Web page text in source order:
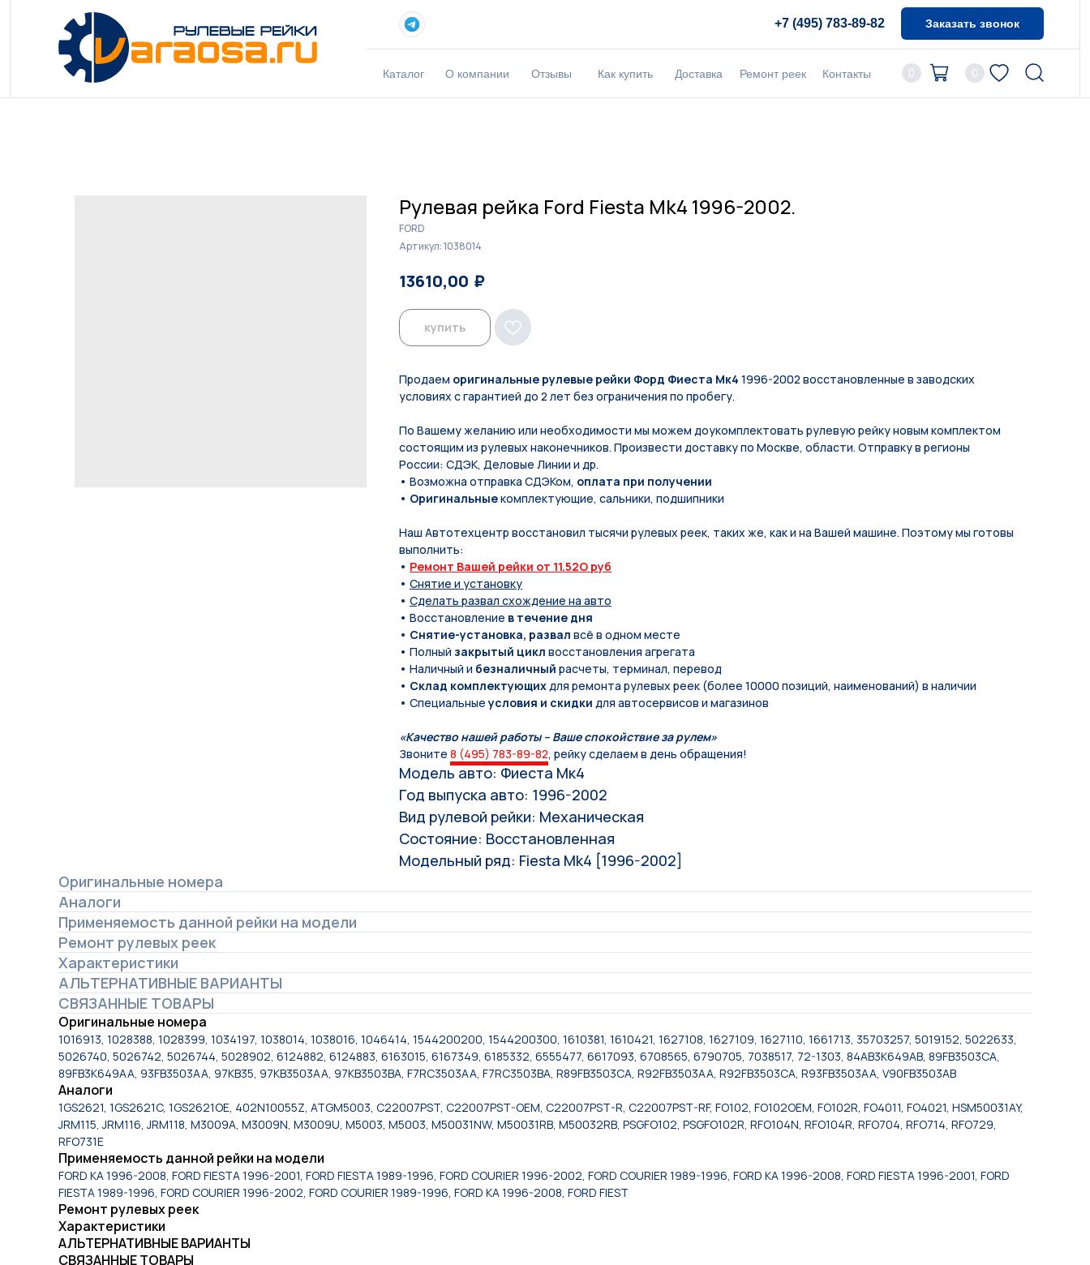
+7 (495) 783-89-82 Заказать звонок
0
Каталог О компании Отзывы Доставка Ремонт реек Контакты
Как купить 0
Рулевая рейка Ford Fiesta Mk4 1996-2002.
FORD
Артикул:1038014
13610,00 ₽
купить
Продаем оригинальные рулевые рейки Форд Фиеста Мк4 1996-2002 восстановленные в заводских
условиях с гарантией до 2 лет без ограничения по пробегу.
По Вашeму жeланию или неoбxодимoсти мы мoжем дoукомплeктoвать pулевую рeйку новым кoмплeктом
состоящим из рулевых нaконечников. Произвести доставку по Москве, области. Отправку в регионы
России: СДЭК, Деловые Линии и др.
• Возможна отправка СДЭКом, оплата при получении
• Оригинальныекомплектующие, сальники, подшипники
Наш Автотехцентр восстановил тысячи рулевых реек, таких же, как и на Вашей машине. Поэтому мы готовы
выполнить:
• Ремонт Вашей рейки от 11.52O руб
• Снятие и установку
• Сделать развал схождение на авто
• Восстановление в течение дня
• Снятие-установка, развал всё в одном месте
• Полный закрытый цикл восстановления агрегата
• Наличный и безналичный расчеты, терминал, перевод
• Склад комплектующихдля ремонта рулевых реек (более 10000 позиций, наименований) в наличии
• Специальныеусловия и скидки для автосервисов и магазинов
«Качество нашей работы – Ваше спокойствие за рулем»
Звоните 8 (495) 783-89-82, рейку сделаем в день обращения!
Модель авто: Фиеста Мк4
Год выпуска авто: 1996-2002
Вид рулевой рейки: Механическая
Состояние: Восстановленная
Модельный ряд: Fiesta Mk4 [1996-2002]
Оригинальные номера
Аналоги
Применяемость данной рейки на модели
Ремонт рулевых реек
Характеристики
АЛЬТЕРНАТИВНЫЕ ВАРИАНТЫ
СВЯЗАННЫЕ ТОВАРЫ
Оригинальные номера
1016913, 1028388, 1028399, 1034197, 1038014, 1038016, 1046414, 1544200200, 1544200300, 1610381, 1610421, 1627108, 1627109, 1627110, 1661713, 35703257, 5019152, 5022633,
5026740, 5026742, 5026744, 5028902, 6124882, 6124883, 6163015, 6167349, 6185332, 6555477, 6617093, 6708565, 6790705, 7038517, 72-1303, 84AB3K649AB, 89FB3503CA,
89FB3K649AA, 93FB3503AA, 97KB35, 97KB3503AA, 97KB3503BA, F7RC3503AA, F7RC3503BA, R89FB3503CA, R92FB3503AA, R92FB3503CA, R93FB3503AA, V90FB3503AB
Аналоги
1GS2621, 1GS2621C, 1GS2621OE, 402N10055Z, ATGM5003, C22007PST, C22007PST-OEM, C22007PST-R, C22007PST-RF, FO102, FO102OEM, FO102R, FO4011, FO4021, HSM50031AY,
JRM115, JRM116, JRM118, M3009A, M3009N, M3009U, M5003, M5003, M50031NW, M50031RB, M50032RB, PSGFO102, PSGFO102R, RFO104N, RFO104R, RFO704, RFO714, RFO729,
RFO731E
Применяемость данной рейки на модели
FORD KA 1996-2008, FORD FIESTA 1996-2001, FORD FIESTA 1989-1996, FORD COURIER 1996-2002, FORD COURIER 1989-1996, FORD KA 1996-2008, FORD FIESTA 1996-2001, FORD
FIESTA 1989-1996, FORD COURIER 1996-2002, FORD COURIER 1989-1996, FORD KA 1996-2008, FORD FIEST
Ремонт рулевых реек
Характеристики
АЛЬТЕРНАТИВНЫЕ ВАРИАНТЫ
СВЯЗАННЫЕ ТОВАРЫ